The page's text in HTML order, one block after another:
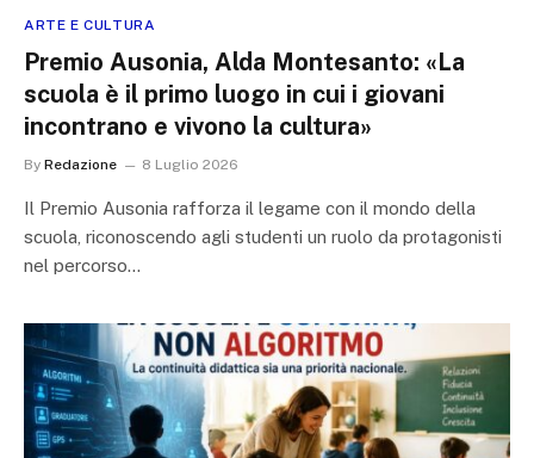
ARTE E CULTURA
Premio Ausonia, Alda Montesanto: «La
scuola è il primo luogo in cui i giovani
incontrano e vivono la cultura»
By Redazione 8 Luglio 2026
Il Premio Ausonia rafforza il legame con il mondo della
scuola, riconoscendo agli studenti un ruolo da protagonisti
nel percorso…